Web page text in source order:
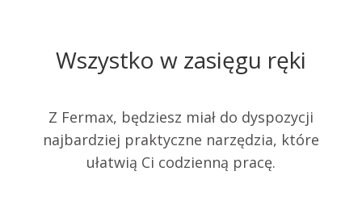
Wszystko w zasięgu ręki
Z Fermax, będziesz miał do dyspozycji
najbardziej praktyczne narzędzia, które
ułatwią Ci codzienną pracę.